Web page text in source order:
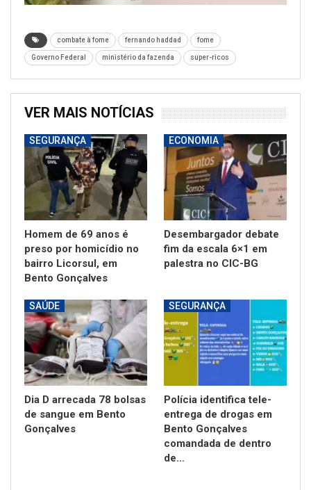
combate à fome fernando haddad fome
Governo Federal ministério da fazenda super-ricos
VER MAIS NOTÍCIAS
SEGURANÇA
Homem de 69 anos é
preso por homicídio no
bairro Licorsul, em
Bento Gonçalves
ECONOMIA
Desembargador debate
fim da escala 6×1 em
palestra no CIC-BG
SAÚDE
Dia D arrecada 78 bolsas
de sangue em Bento
Gonçalves
SEGURANÇA
Polícia identifica tele-
entrega de drogas em
Bento Gonçalves
comandada de dentro
de…